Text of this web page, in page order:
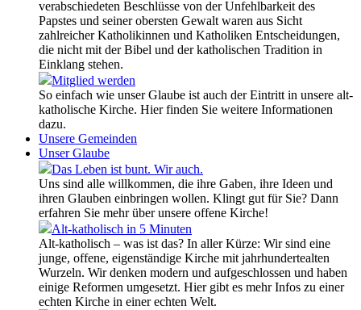
verabschiedeten Beschlüsse von der Unfehlbarkeit des
Papstes und seiner obersten Gewalt waren aus Sicht
zahlreicher Katholikinnen und Katholiken Entscheidungen,
die nicht mit der Bibel und der katholischen Tradition in
Einklang stehen.
Mitglied werden
So einfach wie unser Glaube ist auch der Eintritt in unsere alt-
katholische Kirche. Hier finden Sie weitere Informationen
dazu.
Unsere Gemeinden
Unser Glaube
Das Leben ist bunt. Wir auch.
Uns sind alle willkommen, die ihre Gaben, ihre Ideen und
ihren Glauben einbringen wollen. Klingt gut für Sie? Dann
erfahren Sie mehr über unsere offene Kirche!
Alt-katholisch in 5 Minuten
Alt-katholisch – was ist das? In aller Kürze: Wir sind eine
junge, offene, eigenständige Kirche mit jahrhundertealten
Wurzeln. Wir denken modern und aufgeschlossen und haben
einige Reformen umgesetzt. Hier gibt es mehr Infos zu einer
echten Kirche in einer echten Welt.